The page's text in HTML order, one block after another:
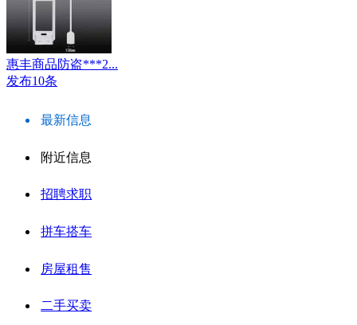
惠丰商品防盗***2...
发布10条
最新信息
附近信息
招聘求职
拼车搭车
房屋租售
二手买卖